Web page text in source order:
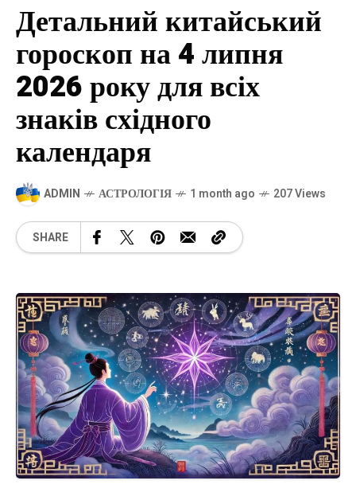
Детальний китайський
гороскоп на 4 липня
2026 року для всіх
знаків східного
календаря
ADMIN АСТРОЛОГІЯ 1 month ago 207 Views
SHARE